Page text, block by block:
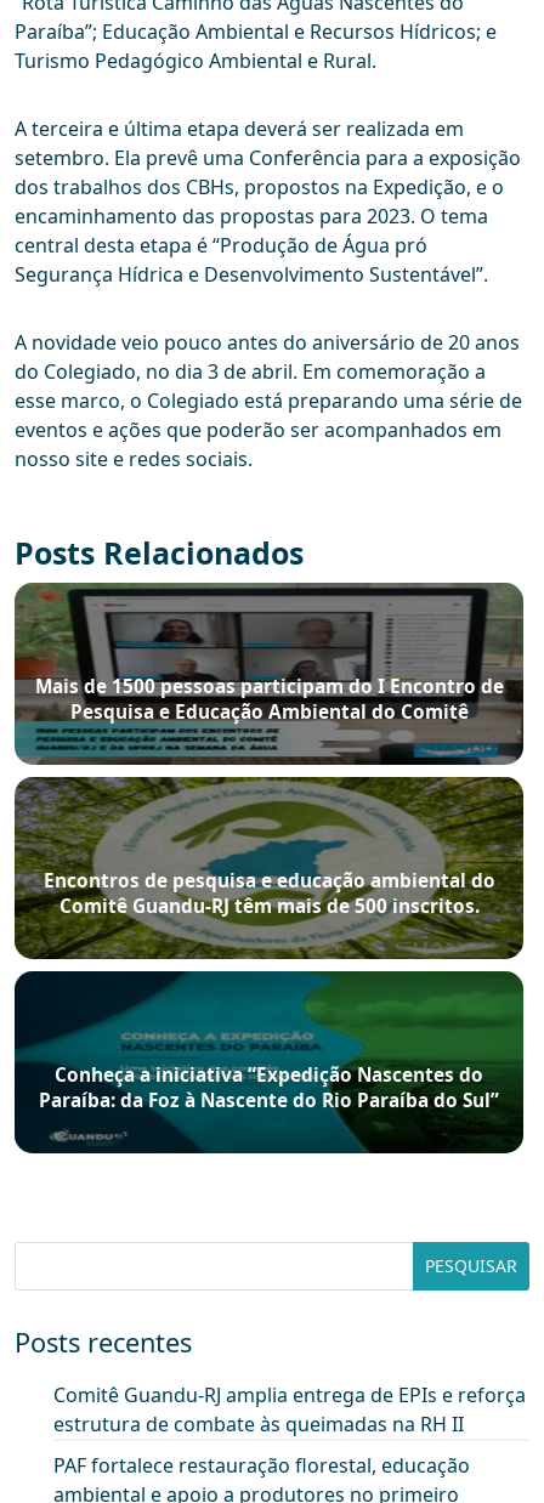
Paraíba”; Educação Ambiental e Recursos Hídricos; e
Turismo Pedagógico Ambiental e Rural.
A terceira e última etapa deverá ser realizada em
setembro. Ela prevê uma Conferência para a exposição
dos trabalhos dos CBHs, propostos na Expedição, e o
encaminhamento das propostas para 2023. O tema
central desta etapa é “Produção de Água pró
Segurança Hídrica e Desenvolvimento Sustentável”.
A novidade veio pouco antes do aniversário de 20 anos
do Colegiado, no dia 3 de abril. Em comemoração a
esse marco, o Colegiado está preparando uma série de
eventos e ações que poderão ser acompanhados em
nosso site e redes sociais.
Posts Relacionados
Mais de 1500 pessoas participam do I Encontro de
Pesquisa e Educação Ambiental do Comitê
Guandu e do I Encontro de Pesquisadores da
Flona Mário Xavier
Encontros de pesquisa e educação ambiental do
Comitê Guandu-RJ têm mais de 500 inscritos.
Conheça a iniciativa “Expedição Nascentes do
Paraíba: da Foz à Nascente do Rio Paraíba do Sul”
Posts recentes
Comitê Guandu-RJ amplia entrega de EPIs e reforça
estrutura de combate às queimadas na RH II
PAF fortalece restauração florestal, educação
ambiental e apoio a produtores no primeiro